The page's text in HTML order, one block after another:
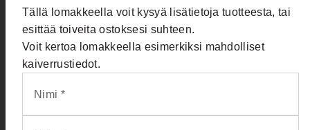
Tällä lomakkeella voit kysyä lisätietoja tuotteesta, tai
esittää toiveita ostoksesi suhteen.
Voit kertoa lomakkeella esimerkiksi mahdolliset
kaiverrustiedot.
Nimi *